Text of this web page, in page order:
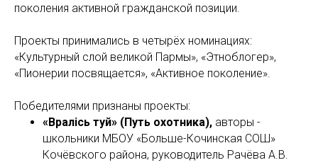
поколения активной гражданской позиции.
Проекты принимались в четырёх номинациях:
«Культурный слой великой Пармы», «Этноблогер»,
«Пионерии посвящается», «Активное поколение».
Победителями признаны проекты:
«Вӧралiсь туй» (Путь охотника), авторы -
школьники МБОУ «Больше-Кочинская СОШ»
Кочёвского района, руководитель Рачёва А.В.